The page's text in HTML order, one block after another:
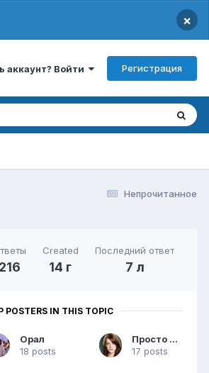
×
аккаунт? Войти Регистрация
Непрочитанное
216
Created
14 г
Последний ответ
7 л
POSTERS IN THIS TOPIC
Орал
18 posts
Просто Пэт
17 posts